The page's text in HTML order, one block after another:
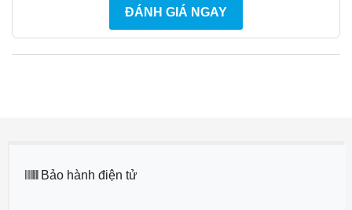
ĐÁNH GIÁ NGAY
Bảo hành điện tử